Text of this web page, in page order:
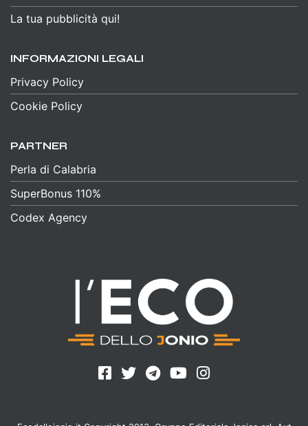
La tua pubblicità qui!
INFORMAZIONI LEGALI
Privacy Policy
Cookie Policy
PARTNER
Perla di Calabria
SuperBonus 110%
Codex Agency